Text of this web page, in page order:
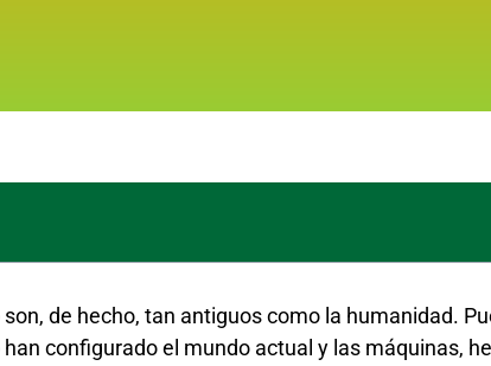
de hecho, tan antiguos como la humanidad.
configurado el mundo actual y las máquinas,